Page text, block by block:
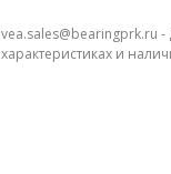
vea.sales@bearingprk.ru
характеристиках и